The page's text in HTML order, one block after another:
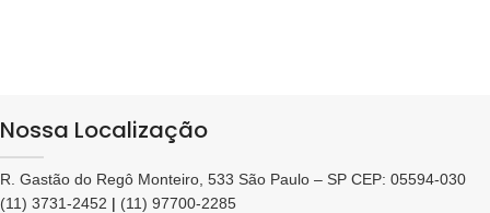
Nossa Localização
R. Gastão do Regô Monteiro, 533 São Paulo – SP CEP: 05594-030
(11) 3731-2452 | (11) 97700-2285